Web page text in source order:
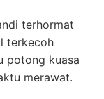
terhormat
terkecoh
potong kuasa
merawat.